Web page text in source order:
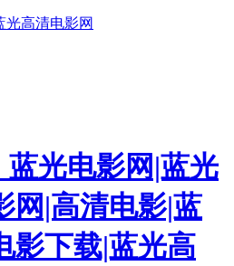
光高清电影网
光电影网|蓝光
网|高清电影|蓝
影下载|蓝光高